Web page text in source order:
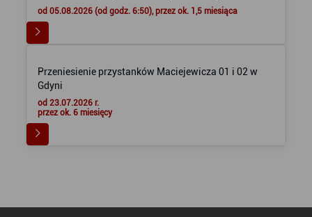
od 05.08.2026 (od godz. 6:50), przez ok. 1,5 miesiąca
Przeniesienie przystanków Maciejewicza 01 i 02 w
Gdyni
od 23.07.2026 r.
przez ok. 6 miesięcy